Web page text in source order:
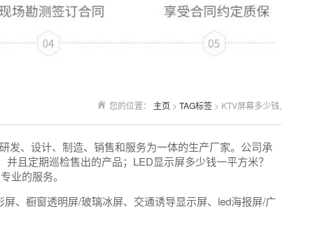
您的位置： 主页 > TAG标签 > KTV屏幕多少钱,
发、设计、制造、销售和服务为一体的生产厂家。公司承
且定期巡检售出的产品；LED显示屏多少钱一平方米？
业的服务。
、橱窗透明屏/玻璃冰屏、交通诱导显示屏、led海报屏/广